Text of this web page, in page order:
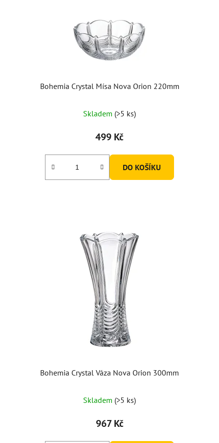
Bohemia Crystal Mísa Nova Orion 220mm
Skladem (>5 ks)
499 Kč
DO KOŠÍKU
Bohemia Crystal Váza Nova Orion 300mm
Skladem (>5 ks)
967 Kč